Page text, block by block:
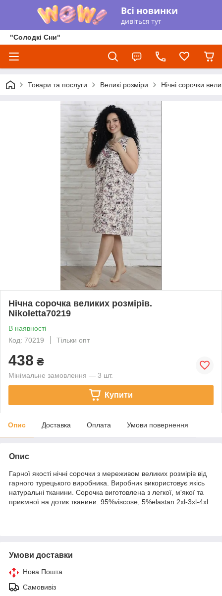
"Солодкі Сни"
Товари та послуги Великі розміри Нічні сорочки
Нічна сорочка великих розмірів.
Nikoletta70219
В наявності
Код: 70219
Тільки опт
438 ₴
Мінімальне замовлення — 3 шт.
Купити
Опис Доставка Оплата Умови повернення
Опис
Гарної якості нічні сорочки з мереживом великих розмірів від
гарного турецького виробника. Виробник використовує якісь
натуральні тканини. Сорочка виготовлена з легкої, м'якої та
приємної на дотик тканини. 95%viscose, 5%elastan 2xl-3xl-4xl
Умови доставки
Нова Пошта
Самовивіз